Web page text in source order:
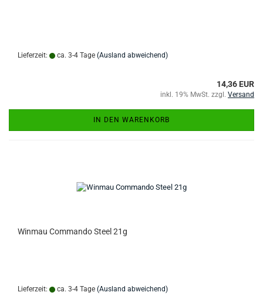
Lieferzeit: ca. 3-4 Tage (Ausland abweichend)
14,36 EUR
inkl. 19% MwSt. zzgl. Versand
IN DEN WARENKORB
Winmau Commando Steel 21g
Lieferzeit: ca. 3-4 Tage (Ausland abweichend)